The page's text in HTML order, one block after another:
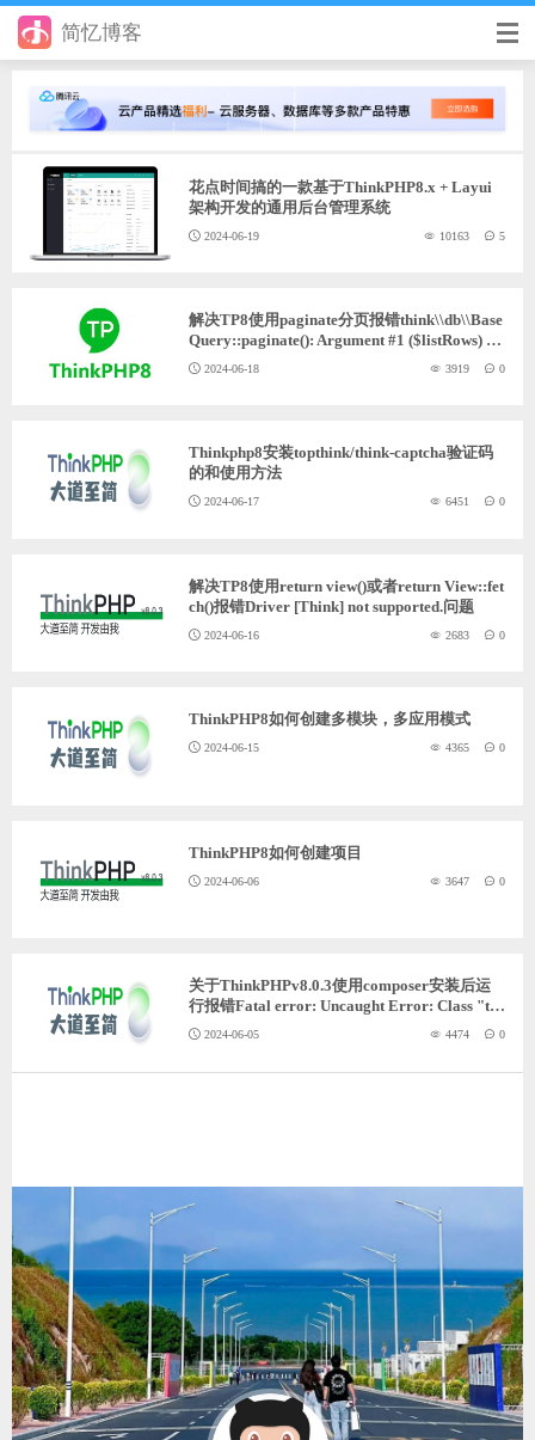
简忆博客
首页
前端
后端
优秀个人博客
省钱帮
花点时间搞的一款基于ThinkPHP8.x + Layui
架构开发的通用后台管理系统
2024-06-19 10163 5
解决TP8使用paginate分页报错think\\db\\Base
Query::paginate(): Argument #1 ($listRows) m
ust be of type array|int|null, string given, called
2024-06-18 3919 0
Thinkphp8安装topthink/think-captcha验证码
的和使用方法
2024-06-17 6451 0
解决TP8使用return view()或者return View::fet
ch()报错Driver [Think] not supported.问题
2024-06-16 2683 0
ThinkPHP8如何创建多模块，多应用模式
2024-06-15 4365 0
ThinkPHP8如何创建项目
2024-06-06 3647 0
关于ThinkPHPv8.0.3使用composer安装后运
行报错Fatal error: Uncaught Error: Class "thi
nk\App" not found in
2024-06-05 4474 0